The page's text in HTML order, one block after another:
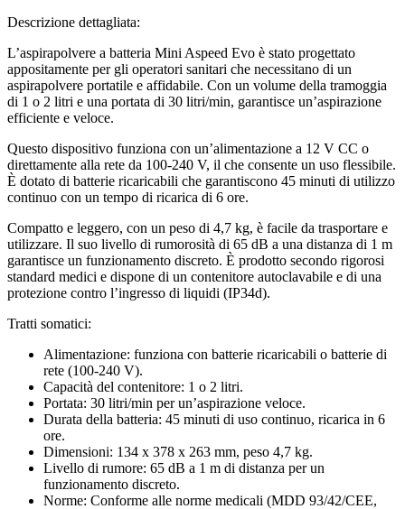
Descrizione dettagliata:
L’aspirapolvere a batteria Mini Aspeed Evo è stato progettato
appositamente per gli operatori sanitari che necessitano di un
aspirapolvere portatile e affidabile. Con un volume della tramoggia
di 1 o 2 litri e una portata di 30 litri/min, garantisce un’aspirazione
efficiente e veloce.
Questo dispositivo funziona con un’alimentazione a 12 V CC o
direttamente alla rete da 100-240 V, il che consente un uso flessibile.
È dotato di batterie ricaricabili che garantiscono 45 minuti di utilizzo
continuo con un tempo di ricarica di 6 ore.
Compatto e leggero, con un peso di 4,7 kg, è facile da trasportare e
utilizzare. Il suo livello di rumorosità di 65 dB a una distanza di 1 m
garantisce un funzionamento discreto. È prodotto secondo rigorosi
standard medici e dispone di un contenitore autoclavabile e di una
protezione contro l’ingresso di liquidi (IP34d).
Tratti somatici:
Alimentazione: funziona con batterie ricaricabili o batterie di
rete (100-240 V).
Capacità del contenitore: 1 o 2 litri.
Portata: 30 litri/min per un’aspirazione veloce.
Durata della batteria: 45 minuti di uso continuo, ricarica in 6
ore.
Dimensioni: 134 x 378 x 263 mm, peso 4,7 kg.
Livello di rumore: 65 dB a 1 m di distanza per un
funzionamento discreto.
Norme: Conforme alle norme medicali (MDD 93/42/CEE,